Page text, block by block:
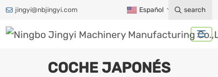
jingyi@nbjingyi.com Español search
COCHE JAPONÉS